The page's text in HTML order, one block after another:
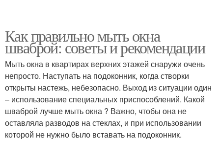
Как правильно мыть окна
шваброй: советы и рекомендации
Мыть окна в квартирах верхних этажей снаружи очень
непросто. Наступать на подоконник, когда створки
открыты настежь, небезопасно. Выход из ситуации один
– использование специальных приспособлений. Какой
шваброй лучше мыть окна ? Важно, чтобы она не
оставляла разводов на стеклах, и при использовании
которой не нужно было вставать на подоконник.